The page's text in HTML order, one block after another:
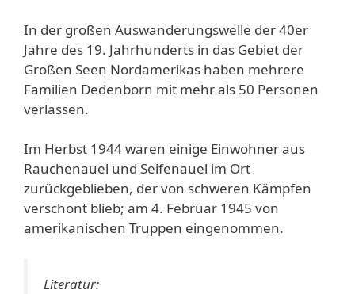
In der großen Auswanderungswelle der 40er
Jahre des 19. Jahrhunderts in das Gebiet der
Großen Seen Nordamerikas haben mehrere
Familien Dedenborn mit mehr als 50 Personen
verlassen.
Im Herbst 1944 waren einige Einwohner aus
Rauchenauel und Seifenauel im Ort
zurückgeblieben, der von schweren Kämpfen
verschont blieb; am 4. Februar 1945 von
amerikanischen Truppen eingenommen.
Literatur: